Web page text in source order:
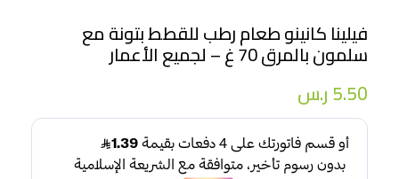
فيلينا كانينو طعام رطب للقطط بتونة مع
سلمون بالمرق 70 غ – لجميع الأعمار
5.50ر.س